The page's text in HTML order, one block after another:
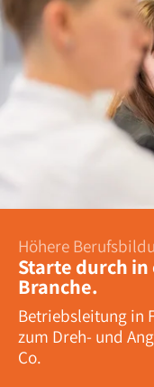
Höhere
Starte durch
Branche.
Betriebsleitung in
zum Dreh- und
Co.